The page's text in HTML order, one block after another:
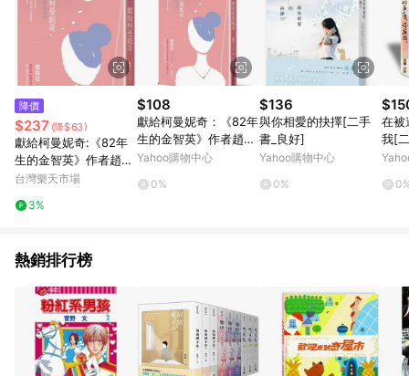
由網頁版(電腦版/手機版網頁)切換為App都將會造成追蹤中斷而
無法進行 LINE POINTS 回饋。 (5) LINE 購物為購物資訊整合性
平台，商品資料更新會有時間差，如顯示之商品規格、顏色、價
位、贈品與台灣樂天市場銷售網頁不符，以銷售網頁標示為準。
(6) 導購訂單已逾 365 天，根據台灣樂天回饋規定，逾期訂單將
點數回饋或點數回饋有爭議，台灣樂天市場保有更改條款與法律
追訴之權利，活動詳情以樂天市場網站公告為準。
降價
$237 (降$63)
獻給柯曼妮奇:《82年
生的金智英》作者趙南
柱最強力作【城邦讀書
台灣樂天市場
3%
$108
獻給柯曼妮奇：《82年
生的金智英》作者趙南
柱最強力作[二手書_良
Yahoo購物中心
0%
$136
與你相愛的抉擇[二手
書_良好]
Yahoo購物中心
0%
在被
我[
熱銷排行榜